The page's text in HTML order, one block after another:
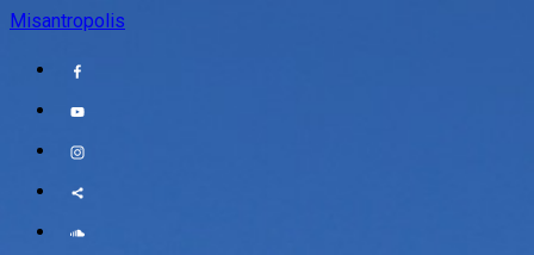
Misantropolis